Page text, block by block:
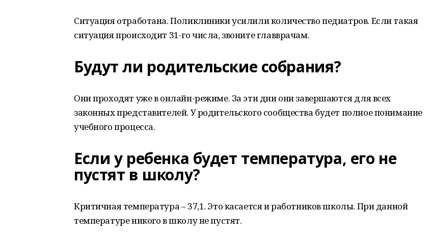
Ситуация отработана. Поликлиники усилили количество педиатров. Если такая
ситуация происходит 31-го числа, звоните главврачам.
Будут ли родительские собрания?
Они проходят уже в онлайн-режиме. За эти дни они завершаются для всех
законных представителей. У родительского сообщества будет полное понимание
учебного процесса.
Если у ребенка будет температура, его не
пустят в школу?
Критичная температура – 37,1. Это касается и работников школы. При данной
температуре никого в школу не пустят.